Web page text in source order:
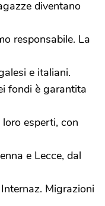
diventano
responsabile. La
e italiani.
fondi è garantita
esperti, con
e Lecce, dal
Migrazioni